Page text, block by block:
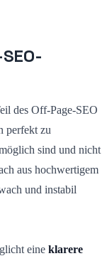
des Off-Page-SEO
perfekt zu
sind und nicht
aus hochwertigem
und instabil
eine klarere